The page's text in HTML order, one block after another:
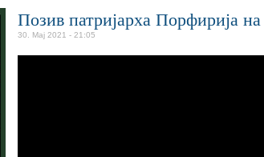
Позив патријарха Порфирија
30. Мај 2021 - 21:05